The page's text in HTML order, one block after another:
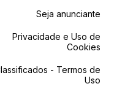
Seja anunciante
Privacidade e Uso de
Cookies
- Termos de
Uso